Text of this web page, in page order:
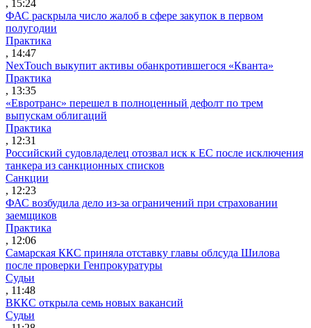
, 15:24
ФАС раскрыла число жалоб в сфере закупок в первом
полугодии
Практика
, 14:47
NexTouch выкупит активы обанкротившегося «Кванта»
Практика
, 13:35
«Евротранс» перешел в полноценный дефолт по трем
выпускам облигаций
Практика
, 12:31
Российский судовладелец отозвал иск к ЕС после исключения
танкера из санкционных списков
Санкции
, 12:23
ФАС возбудила дело из-за ограничений при страховании
заемщиков
Практика
, 12:06
Самарская ККС приняла отставку главы облсуда Шилова
после проверки Генпрокуратуры
Судьи
, 11:48
ВККС открыла семь новых вакансий
Судьи